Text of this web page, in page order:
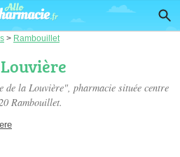
> Rambouillet
de la Louvière", pharmacie située centre
Rambouillet.